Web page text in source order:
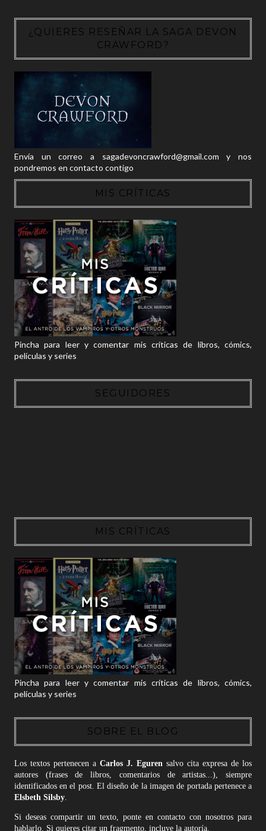
¿QUIERES RESEÑAR LA SAGA DEVON
CRAWFORD?
Envía un correo a sagadevoncrawford@gmail.com y nos
pondremos en contacto contigo
MIS CRÍTICAS
Pincha para leer y comentar mis críticas de libros, cómics,
películas y series
SEGUIDORES
MIS CRÍTICAS
Pincha para leer y comentar mis críticas de libros, cómics,
películas y series
SOBRE EL BLOG
Los textos pertenecen a Carlos J. Egurensalvo cita expresa de los
autores (frases de libros, comentarios de artistas...), siempre
identificados en el post. El diseño de la imagen de portada pertenece a
Elsbeth Silsby.
Si deseas compartir un texto, ponte en contacto con nosotros para
hablarlo. Si quieres citar un fragmento, incluye la autoría.